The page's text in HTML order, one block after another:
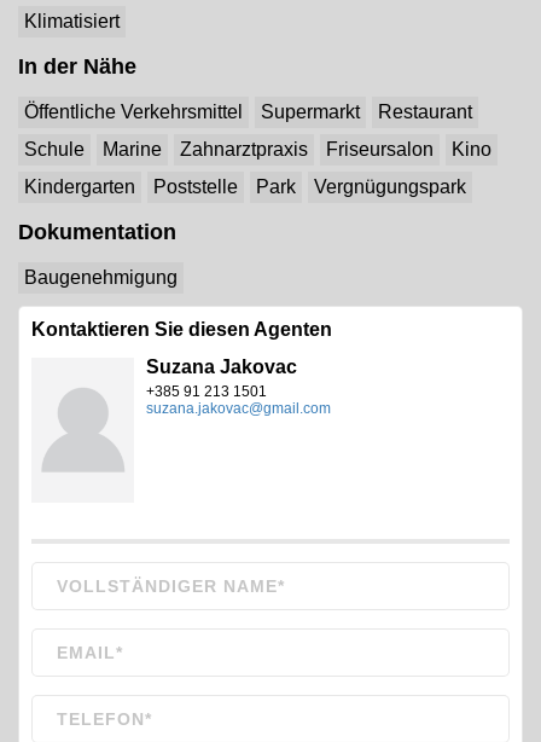
Klimatisiert
In der Nähe
Öffentliche Verkehrsmittel Supermarkt
Restaurant
Schule
Marine Zahnarztpraxis Friseursalon
Kino
Kindergarten
Poststelle Park Vergnügungspark
Dokumentation
Baugenehmigung
Kontaktieren Sie diesen Agenten
Suzana Jakovac
+385 91 213 1501
suzana.jakovac@gmail.com